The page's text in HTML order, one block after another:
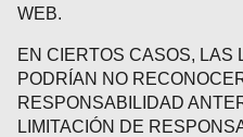
WEB.
EN CIERTOS CASOS, LAS
PODRÍAN NO
RESPONSABILIDAD
LIMITACIÓN DE